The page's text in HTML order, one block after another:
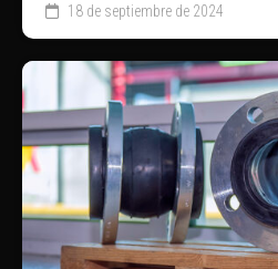
18 de septiembre de 2024